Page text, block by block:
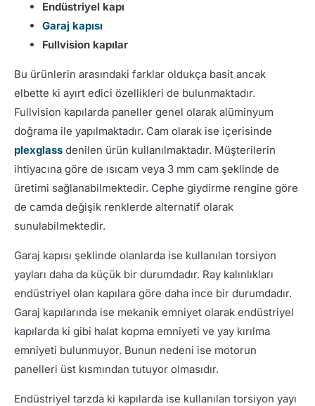
Endüstriyel kapı
Garaj kapısı
Fullvision kapılar
Bu ürünlerin arasındaki farklar oldukça basit ancak
elbette ki ayırt edici özellikleri de bulunmaktadır.
Fullvision kapılarda paneller genel olarak alüminyum
doğrama ile yapılmaktadır. Cam olarak ise içerisinde
plexglassdenilen ürün kullanılmaktadır. Müşterilerin
ihtiyacına göre de ısıcam veya 3 mm cam şeklinde de
üretimi sağlanabilmektedir. Cephe giydirme rengine göre
de camda değişik renklerde alternatif olarak
sunulabilmektedir.
Garaj kapısı şeklinde olanlarda ise kullanılan torsiyon
yayları daha da küçük bir durumdadır. Ray kalınlıkları
endüstriyel olan kapılara göre daha ince bir durumdadır.
Garaj kapılarında ise mekanik emniyet olarak endüstriyel
kapılarda ki gibi halat kopma emniyeti ve yay kırılma
emniyeti bulunmuyor. Bunun nedeni ise motorun
panelleri üst kısmından tutuyor olmasıdır.
Endüstriyel tarzda ki kapılarda ise kullanılan torsiyon yayı